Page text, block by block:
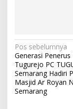
N
a
v
i
Pos sebelumnya
Generasi Penerus
Tugurejo PC
Semarang Hadiri
Masjid Ar Royan
Semarang